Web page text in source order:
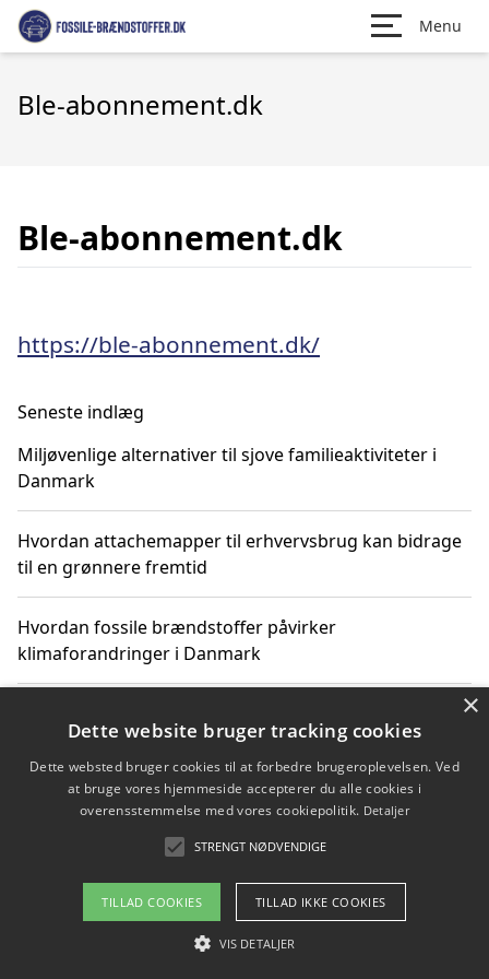
Menu
Ble-abonnement.dk
Ble-abonnement.dk
https://ble-abonnement.dk/
Seneste indlæg
Miljøvenlige alternativer til sjove familieaktiviteter i
Danmark
Hvordan attachemapper til erhvervsbrug kan bidrage
til en grønnere fremtid
Hvordan fossile brændstoffer påvirker
klimaforandringer i Danmark
klimaændringer
Hvordan citater om fossile brændstoffer kan ændre
Copyright 2026 - Pilanto Aps
Om / kontakt
×
Dette website bruger tracking cookies
Dette websted bruger cookies til at forbedre brugeroplevelsen. Ved
at bruge vores hjemmeside accepterer du alle cookies i
overensstemmelse med vores cookiepolitik. Detaljer
STRENGT NØDVENDIGE
TILLAD COOKIES TILLAD IKKE COOKIES
VIS DETALJER